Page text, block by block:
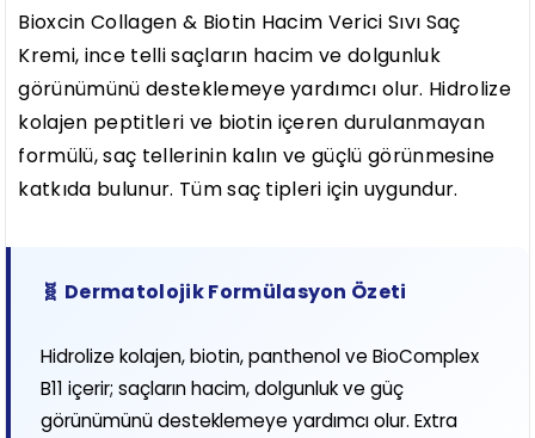
Bioxcin Collagen & Biotin Hacim Verici Sıvı Saç
Kremi, ince telli saçların hacim ve dolgunluk
görünümünü desteklemeye yardımcı olur. Hidrolize
kolajen peptitleri ve biotin içeren durulanmayan
formülü, saç tellerinin kalın ve güçlü görünmesine
katkıda bulunur. Tüm saç tipleri için uygundur.
🧬 Dermatolojik Formülasyon Özeti
Hidrolize kolajen, biotin, panthenol ve BioComplex
B11 içerir; saçların hacim, dolgunluk ve güç
görünümünü desteklemeye yardımcı olur. Extra